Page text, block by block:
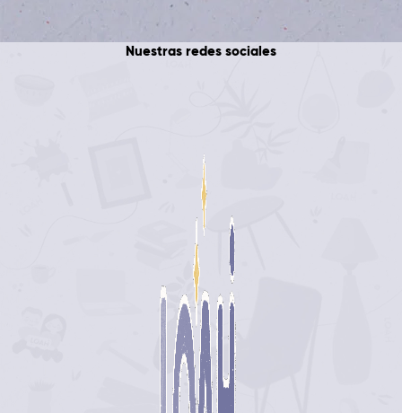
Nuestras redes sociales